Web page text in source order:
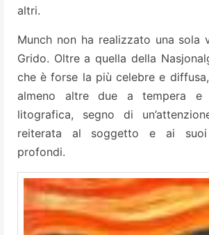
altri.
Munch non ha realizzato una sola
Grido. Oltre a quella della
che è forse la più celebre e
almeno altre due a tempera e
litografica, segno di
reiterata al soggetto e ai
profondi.